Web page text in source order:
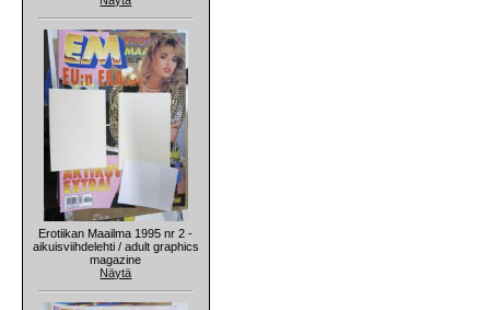
Erotiikan Maailma 1995 nr 2 -
aikuisviihdelehti / adult graphics
magazine
Näytä